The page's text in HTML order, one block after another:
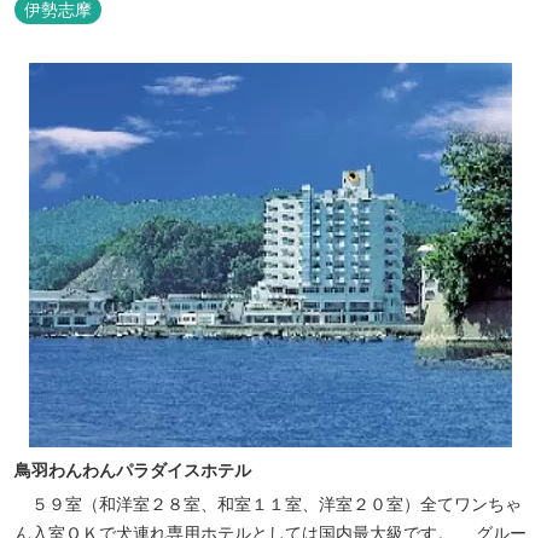
伊勢志摩
鳥羽わんわんパラダイスホテル
５９室（和洋室２８室、和室１１室、洋室２０室）全てワンちゃ
ん入室ＯＫで犬連れ専用ホテルとしては国内最大級です。 グルー